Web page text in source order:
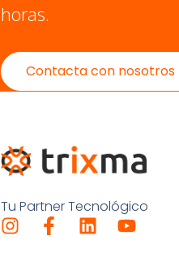
horas.
Contacta con nosotros
Tu Partner Tecnológico